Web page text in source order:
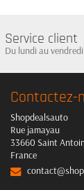
Service client
Du lundi au
Contactez-
Shopdealsauto
Rue jamayau
33660 Saint
France